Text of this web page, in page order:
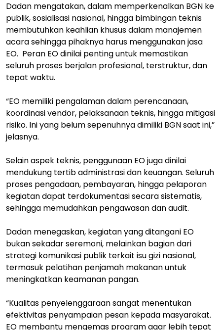
Dadan mengatakan, dalam memperkenalkan BGN ke
publik, sosialisasi nasional, hingga bimbingan teknis
membutuhkan keahlian khusus dalam manajemen
acara sehingga pihaknya harus menggunakan jasa
EO. Peran EO dinilai penting untuk memastikan
seluruh proses berjalan profesional, terstruktur, dan
tepat waktu.
“EO memiliki pengalaman dalam perencanaan,
koordinasi vendor, pelaksanaan teknis, hingga mitigasi
risiko. Ini yang belum sepenuhnya dimiliki BGN saat ini,”
jelasnya.
Selain aspek teknis, penggunaan EO juga dinilai
mendukung tertib administrasi dan keuangan. Seluruh
proses pengadaan, pembayaran, hingga pelaporan
kegiatan dapat terdokumentasi secara sistematis,
sehingga memudahkan pengawasan dan audit.
Dadan menegaskan, kegiatan yang ditangani EO
bukan sekadar seremoni, melainkan bagian dari
strategi komunikasi publik terkait isu gizi nasional,
termasuk pelatihan penjamah makanan untuk
meningkatkan keamanan pangan.
“Kualitas penyelenggaraan sangat menentukan
efektivitas penyampaian pesan kepada masyarakat.
EO membantu mengemas program agar lebih tepat